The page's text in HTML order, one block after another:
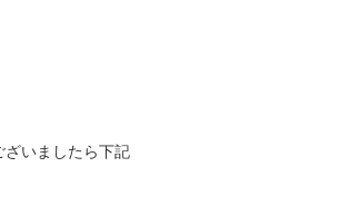
ざいましたら下記